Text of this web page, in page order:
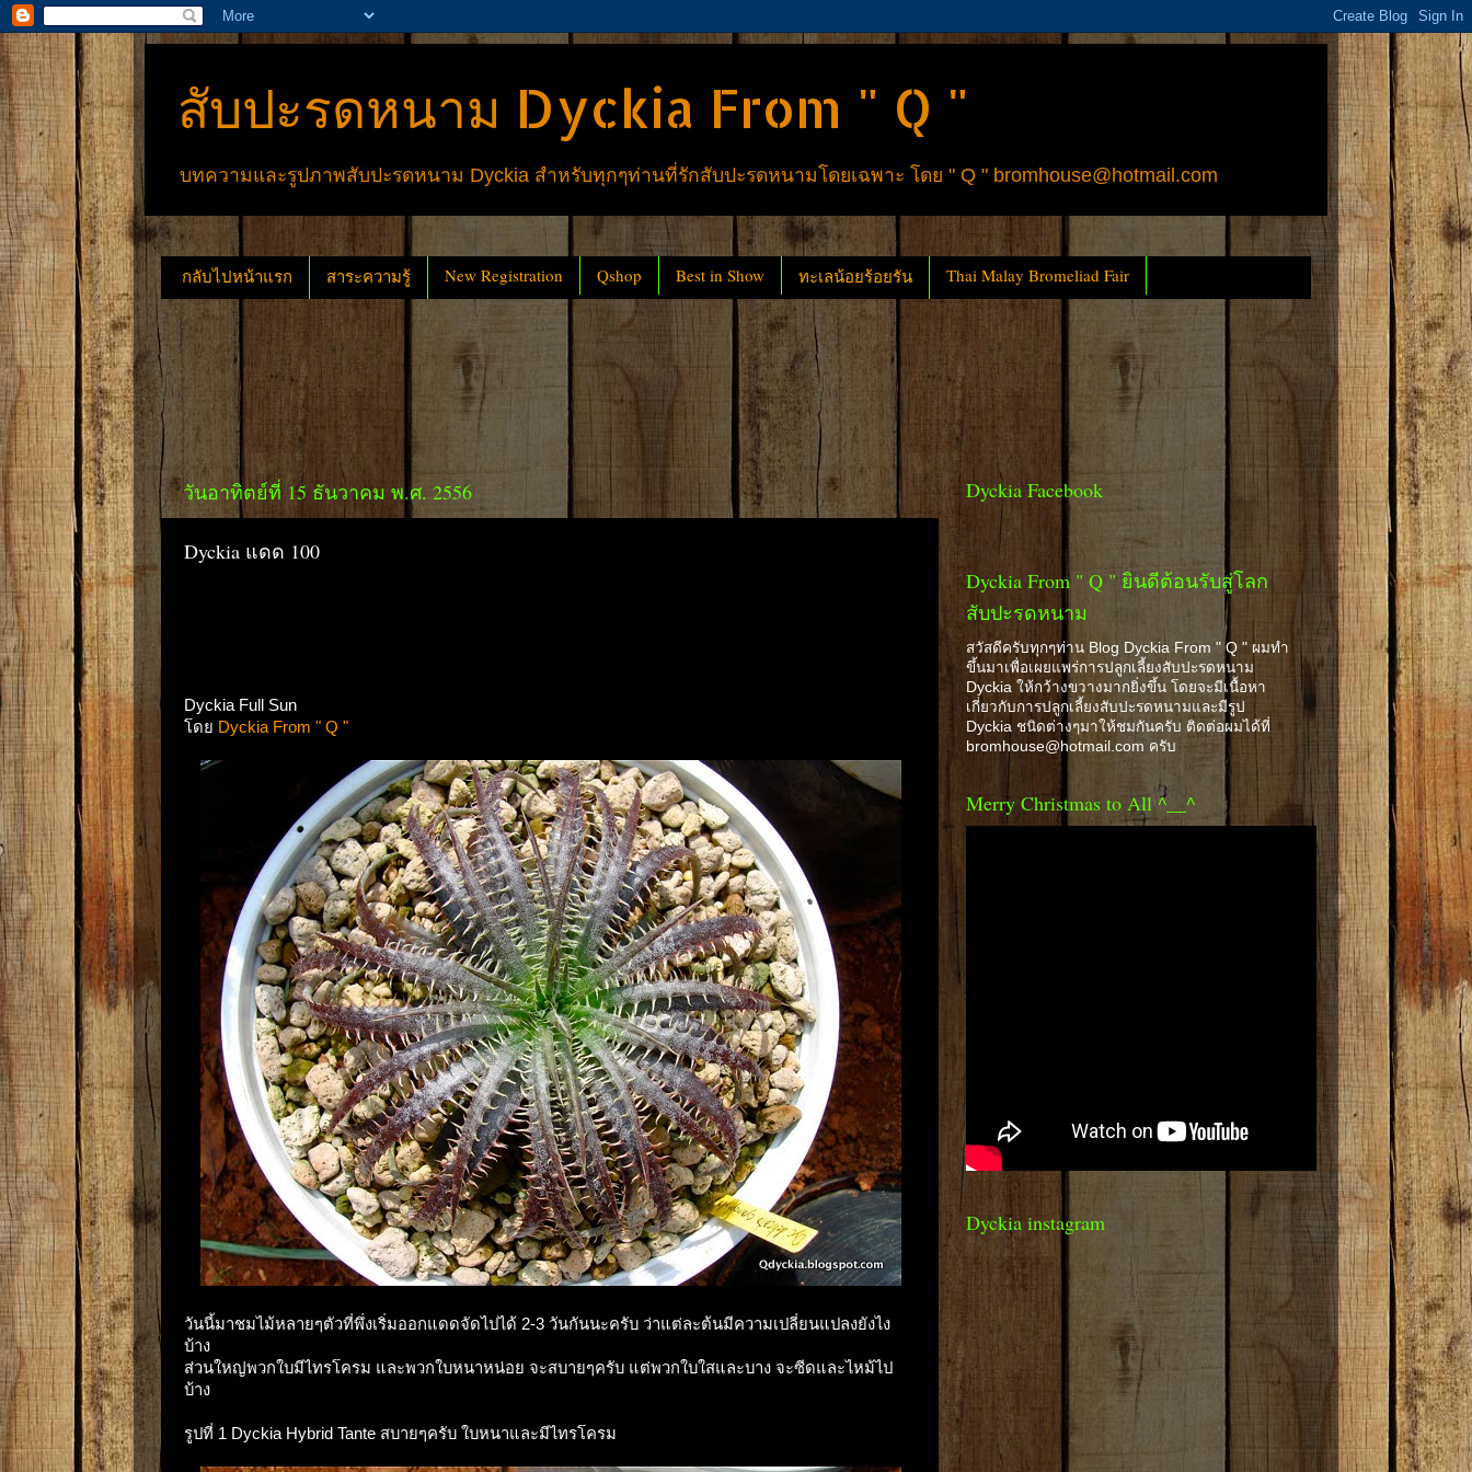
สับปะรดหนาม Dyckia From " Q "
บทความและรูปภาพสับปะรดหนาม Dyckia สำหรับทุกๆท่านที่รักสับปะรดหนามโดยเฉพาะ โดย " Q " bromhouse@hotmail.com
กลับไปหน้าแรก สาระความรู้ New Registration Qshop Best in Show ทะเลน้อยร้อยรัน Thai Malay Bromeliad Fair
วันอาทิตย์ที่ 15 ธันวาคม พ.ศ. 2556
Dyckia แดด 100
Dyckia Full Sun
โดย Dyckia From " Q "
วันนี้มาชมไม้หลายๆตัวที่พึ่งเริ่มออกแดดจัดไปได้ 2-3 วันกันนะครับ ว่าแต่ละต้นมีความเปลี่ยนแปลงยังไง
บ้าง
ส่วนใหญ่พวกใบมีไทรโครม และพวกใบหนาหน่อย จะสบายๆครับ แต่พวกใบใสและบาง จะซีดและไหม้ไป
บ้าง
รูปที่ 1 Dyckia Hybrid Tante สบายๆครับ ใบหนาและมีไทรโครม
Dyckia Facebook
Dyckia From " Q " ยินดีต้อนรับสู่โลก
สับปะรดหนาม
สวัสดีครับทุกๆท่าน Blog Dyckia From " Q " ผมทำ
ขึ้นมาเพื่อเผยแพร่การปลูกเลี้ยงสับปะรดหนาม
Dyckia ให้กว้างขวางมากยิ่งขึ้น โดยจะมีเนื้อหา
เกี่ยวกับการปลูกเลี้ยงสับปะรดหนามและมีรูป
Dyckia ชนิดต่างๆมาให้ชมกันครับ ติดต่อผมได้ที่
bromhouse@hotmail.com ครับ
Merry Christmas to All ^__^
Dyckia instagram